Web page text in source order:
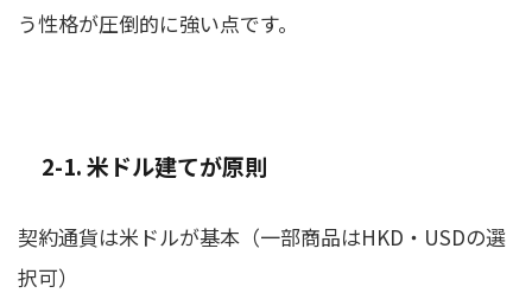
う性格が圧倒的に強い点です。
2-1. 米ドル建てが原則
契約通貨は米ドルが基本（一部商品はHKD・USDの選
択可）